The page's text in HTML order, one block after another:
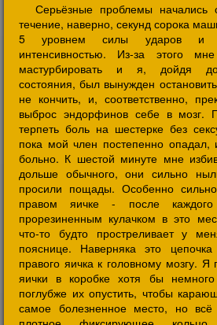
Серьёзные проблемы
течение, наверно, секунд сорока
5 уровнем силы ударов и
интенсивностью. Из-за этого
мастурбировать и я, дойдя до
состояния, был вынужден
не кончить, и, соответственно,
выброс эндорфинов себе в мозг.
терпеть боль на шестерке без
пока мой член постепенно опадал,
больно. К шестой минуте мне
дольше обычного, они сильно
просили пощады. Особенно
правом яичке - после каждого
прорезиненным кулачком в это
что-то будто простреливает у
пояснице. Наверняка это
правого яичка к головному мозгу. Я
яички в коробке хотя бы
поглубже их опустить, чтобы
самое болезненное место, но